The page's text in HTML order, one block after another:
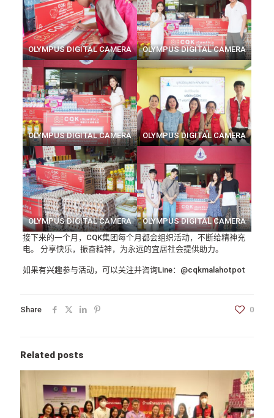
OLYMPUS DIGITAL CAMERA OLYMPUS DIGITAL CAMERA
OLYMPUS DIGITAL CAMERA OLYMPUS DIGITAL CAMERA
OLYMPUS DIGITAL CAMERA
OLYMPUS DIGITAL CAMERA
接下来的一个月，CQK集团每个月都会组织活动，不断给精神充
电。 分享快乐，振奋精神，为永远的宜居社会提供助力。
如果有兴趣参与活动，可以关注并咨询Line：@cqkmalahotpot
Share 0
Related posts